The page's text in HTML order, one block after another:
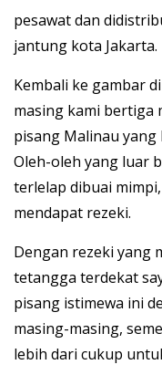
pesawat dan
jantung kota Jakarta.
Kembali ke gambar
masing kami bertiga
pisang Malinau
Oleh-oleh yang luar
terlelap dibuai
mendapat rezeki.
Dengan rezeki yang
tetangga terdekat
pisang istimewa ini
masing-masing,
lebih dari cukup